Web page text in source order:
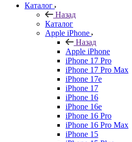
Каталог
Назад
Каталог
Apple iPhone
Назад
Apple iPhone
iPhone 17 Pro
iPhone 17 Pro Max
iPhone 17e
iPhone 17
iPhone 16
iPhone 16e
iPhone 16 Pro
iPhone 16 Pro Max
iPhone 15